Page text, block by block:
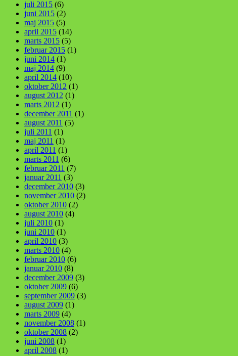
juli 2015 (6)
juni 2015 (2)
maj 2015 (5)
april 2015 (14)
marts 2015 (5)
februar 2015 (1)
juni 2014 (1)
maj 2014 (9)
april 2014 (10)
oktober 2012 (1)
august 2012 (1)
marts 2012 (1)
december 2011 (1)
august 2011 (5)
juli 2011 (1)
maj 2011 (1)
april 2011 (1)
marts 2011 (6)
februar 2011 (7)
januar 2011 (3)
december 2010 (3)
november 2010 (2)
oktober 2010 (2)
august 2010 (4)
juli 2010 (1)
juni 2010 (1)
april 2010 (3)
marts 2010 (4)
februar 2010 (6)
januar 2010 (8)
december 2009 (3)
oktober 2009 (6)
september 2009 (3)
august 2009 (1)
marts 2009 (4)
november 2008 (1)
oktober 2008 (2)
juni 2008 (1)
april 2008 (1)